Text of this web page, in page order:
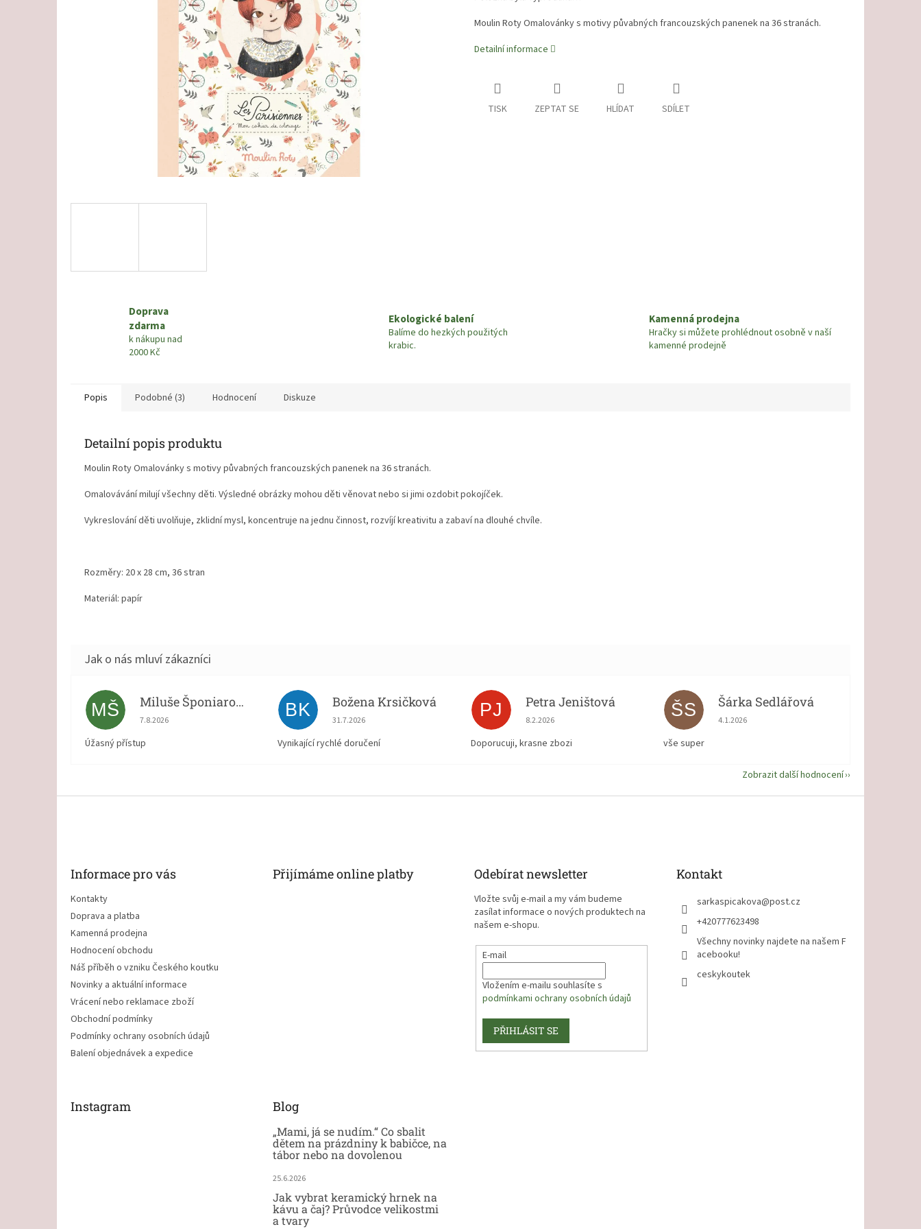
Moulin Roty Omalovánky s motivy půvabných francouzských panenek na 36 stranách.
Detailní informace
TISK ZEPTAT SE HLÍDAT SDÍLET
Doprava
zdarma
k nákupu nad
2000 Kč
Ekologické balení
Balíme do hezkých použitých
krabic.
Kamenná prodejna
Hračky si můžete prohlédnout osobně v naší
kamenné prodejně
Popis Podobné (3) Hodnocení Diskuze
Detailní popis produktu
Moulin Roty Omalovánky s motivy půvabných francouzských panenek na 36 stranách.
Omalovávání milují všechny děti. Výsledné obrázky mohou děti věnovat nebo si jimi ozdobit pokojíček.
Vykreslování děti uvolňuje, zklidní mysl, koncentruje na jednu činnost, rozvíjí kreativitu a zabaví na dlouhé chvíle.
Rozměry: 20 x 28 cm, 36 stran
Materiál: papír
MŠ Miluše Šponiarová
Hodnocení obchodu je 5 z 5 hvězdiček.
7.8.2026
Úžasný přístup
BK Božena Krsičková
Hodnocení obchodu je 5 z 5 hvězdiček.
31.7.2026
Vynikající rychlé doručení
PJ Petra Jeništová
Hodnocení obchodu je 5 z 5 hvězdiček.
8.2.2026
Doporucuji, krasne zbozi
ŠS Šárka Sedlářová
Hodnocení obchodu je 5 z 5 hvězdiček.
4.1.2026
vše super
Zobrazit další hodnocení
Informace pro vás
Kontakty
Doprava a platba
Kamenná prodejna
Hodnocení obchodu
Náš příběh o vzniku Českého koutku
Novinky a aktuální informace
Vrácení nebo reklamace zboží
Obchodní podmínky
Podmínky ochrany osobních údajů
Balení objednávek a expedice
Přijímáme online platby Odebírat newsletter
Vložte svůj e-mail a my vám budeme
zasílat informace o nových produktech na
našem e-shopu.
E-mail
Vložením e-mailu souhlasíte s
podmínkami ochrany osobních údajů
PŘIHLÁSIT SE
Kontakt
sarkaspicakova@post.cz
+420777623498
Všechny novinky najdete na našem F
acebooku!
ceskykoutek
Instagram Blog
„Mami, já se nudím.“ Co sbalit
dětem na prázdniny k babičce, na
tábor nebo na dovolenou
25.6.2026
Jak vybrat keramický hrnek na
kávu a čaj? Průvodce velikostmi
a tvary